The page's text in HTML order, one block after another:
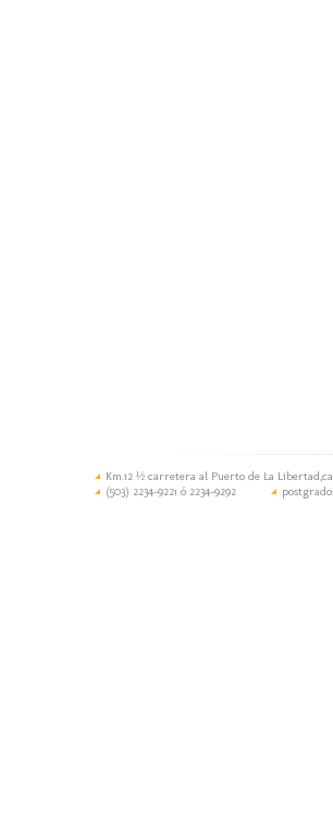
Km.12 ½ carretera al Puerto de La
(503) 2234-9221 ó 2234-9292